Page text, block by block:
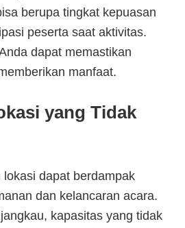
berupa tingkat kepuasan
peserta saat aktivitas.
dapat memastikan
manfaat.
yang Tidak
dapat berdampak
dan kelancaran acara.
kapasitas yang tidak